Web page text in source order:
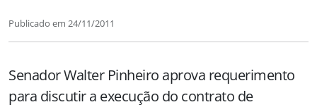
Publicado em 24/11/2011
Senador Walter Pinheiro aprova requerimento
para discutir a execução do contrato de